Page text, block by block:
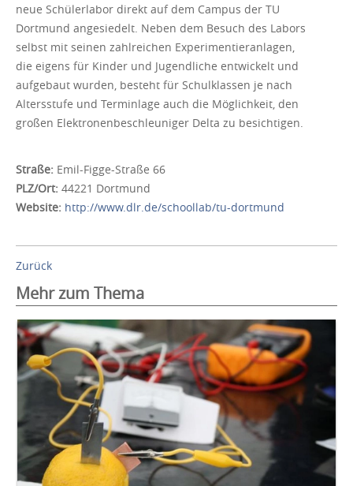
neue Schülerlabor direkt auf dem Campus der TU
Dortmund angesiedelt. Neben dem Besuch des Labors
selbst mit seinen zahlreichen Experimentieranlagen,
die eigens für Kinder und Jugendliche entwickelt und
aufgebaut wurden, besteht für Schulklassen je nach
Altersstufe und Terminlage auch die Möglichkeit, den
großen Elektronenbeschleuniger Delta zu besichtigen.
Straße: Emil-Figge-Straße 66
PLZ/Ort: 44221 Dortmund
Website: http://www.dlr.de/schoollab/tu-dortmund
Zurück
Mehr zum Thema